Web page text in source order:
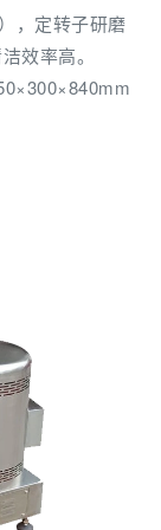
，定转子研磨
效率高。